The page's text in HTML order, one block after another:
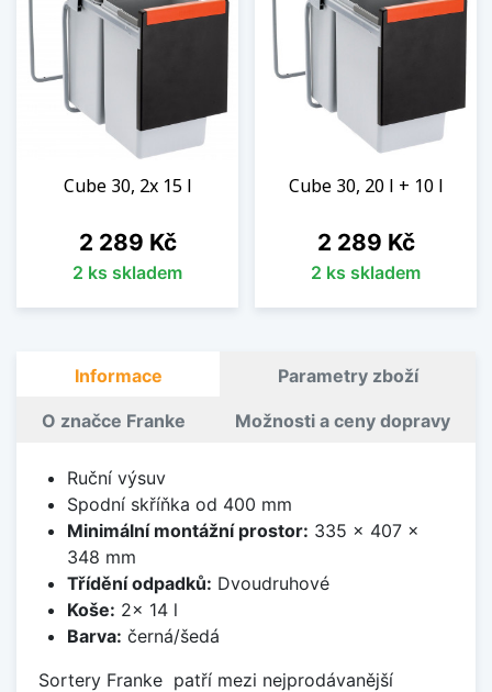
Cube 30, 2x 15 l
Cena
2 289 Kč
2 ks skladem
Cube 30, 20 l + 10 l
Cena
2 289 Kč
2 ks skladem
Informace Parametry zboží
O značce Franke Možnosti a ceny dopravy
Ruční výsuv
Spodní skříňka od 400 mm
Minimální montážní prostor: 335 x 407 x
348 mm
Třídění odpadků: Dvoudruhové
Koše: 2x 14 l
Barva: černá/šedá
Sortery Franke patří mezi nejprodávanější